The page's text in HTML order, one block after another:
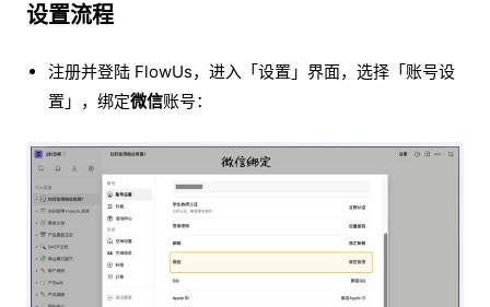
设置流程
注册并登陆 FlowUs，进入「设置」界面，选择「账号设
置」，绑定微信账号：